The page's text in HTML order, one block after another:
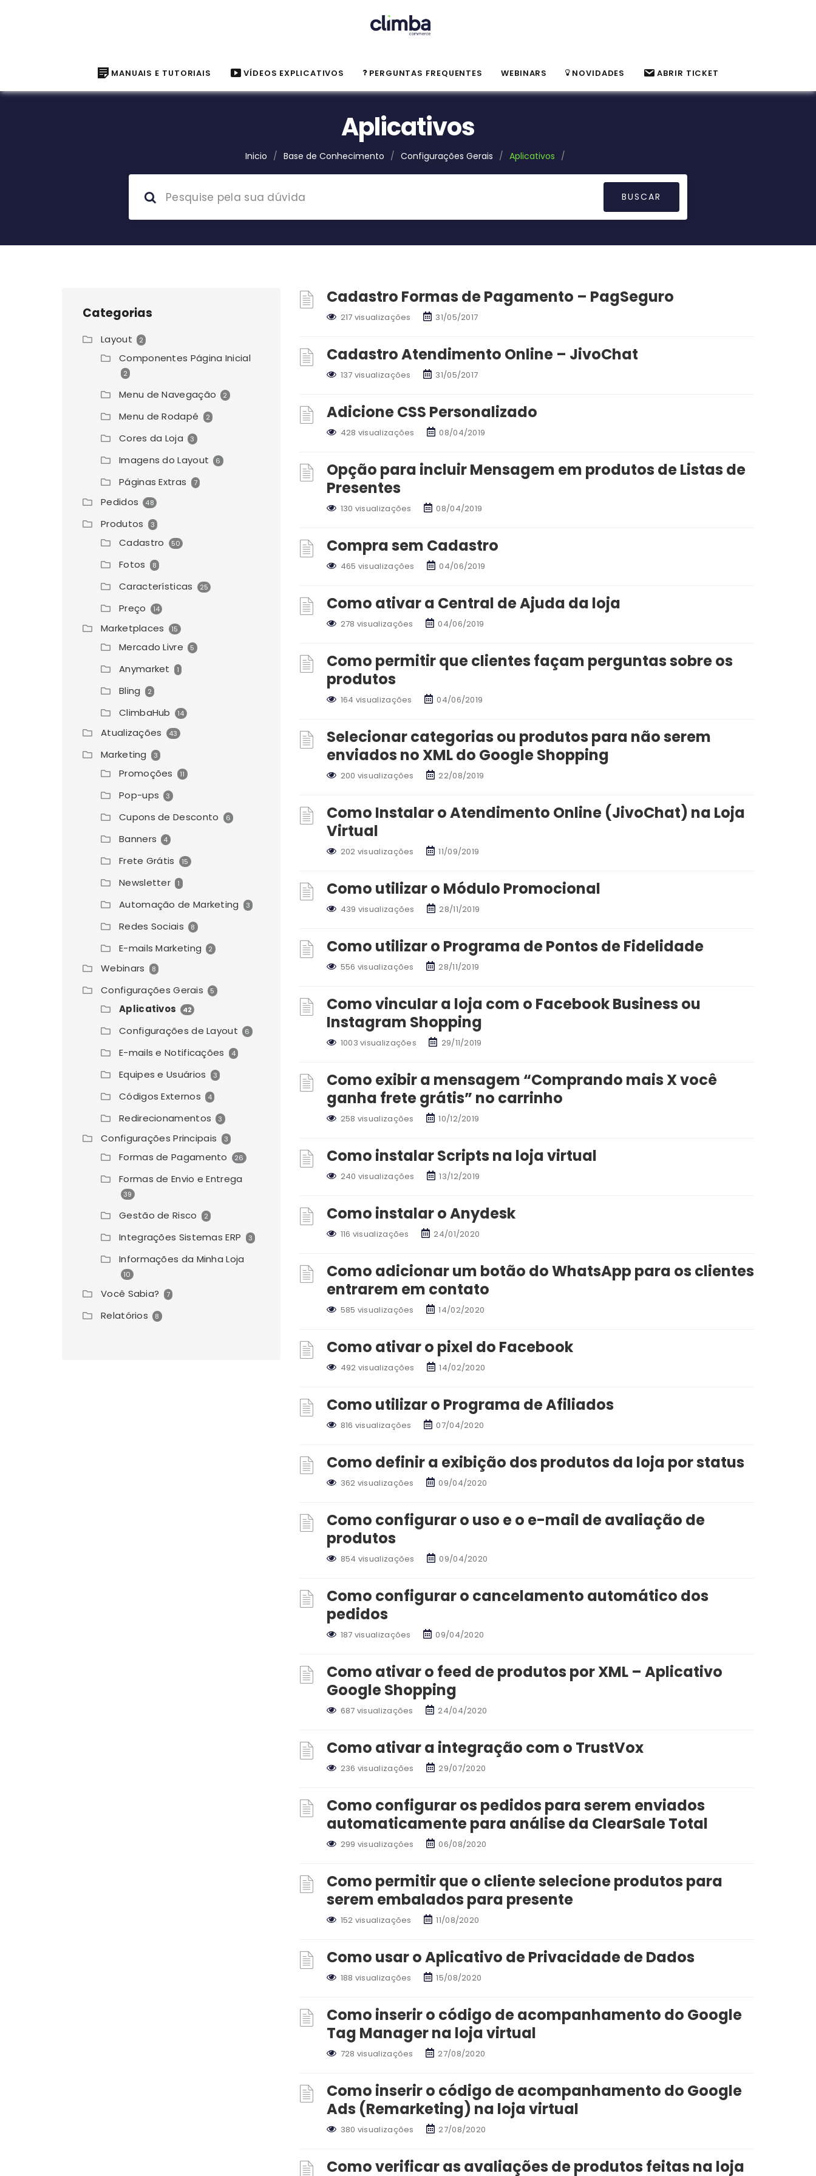
MANUAIS E TUTORIAIS VÍDEOS EXPLICATIVOS PERGUNTAS FREQUENTES WEBINARS NOVIDADES ABRIR TICKET
Aplicativos
Inicio / Base de Conhecimento / Configurações Gerais / Aplicativos /
Categorias
Layout 2
Componentes Página Inicial
2
Menu de Navegação 2
Menu de Rodapé 2
Cores da Loja 3
Imagens do Layout 6
Páginas Extras 7
Pedidos 48
Produtos 3
Cadastro 50
Fotos 8
Características 25
Preço 14
Marketplaces 15
Mercado Livre 5
Anymarket 1
Bling 2
ClimbaHub 14
Atualizações 43
Marketing 3
Promoções 11
Pop-ups 3
Cupons de Desconto 6
Banners 4
Frete Grátis 15
Newsletter 1
Automação de Marketing 3
Redes Sociais 8
E-mails Marketing 2
Webinars 8
Configurações Gerais 5
Aplicativos 42
Configurações de Layout 6
E-mails e Notificações 4
Equipes e Usuários 3
Códigos Externos 4
Redirecionamentos 3
Configurações Principais 3
Formas de Pagamento 26
Formas de Envio e Entrega
39
Gestão de Risco 2
Integrações Sistemas ERP 3
Informações da Minha Loja
10
Você Sabia? 7
Relatórios 8
Cadastro Formas de Pagamento – PagSeguro
217 visualizações 31/05/2017
Cadastro Atendimento Online – JivoChat
137 visualizações 31/05/2017
Adicione CSS Personalizado
428 visualizações 08/04/2019
Opção para incluir Mensagem em produtos de Listas de
Presentes
130 visualizações 08/04/2019
Compra sem Cadastro
465 visualizações 04/06/2019
Como ativar a Central de Ajuda da loja
278 visualizações 04/06/2019
Como permitir que clientes façam perguntas sobre os
produtos
164 visualizações 04/06/2019
Selecionar categorias ou produtos para não serem
enviados no XML do Google Shopping
200 visualizações 22/08/2019
Como Instalar o Atendimento Online (JivoChat) na Loja
Virtual
202 visualizações 11/09/2019
Como utilizar o Módulo Promocional
439 visualizações 28/11/2019
Como utilizar o Programa de Pontos de Fidelidade
556 visualizações 28/11/2019
Como vincular a loja com o Facebook Business ou
Instagram Shopping
1003 visualizações 29/11/2019
Como exibir a mensagem “Comprando mais X você
ganha frete grátis” no carrinho
258 visualizações 10/12/2019
Como instalar Scripts na loja virtual
240 visualizações 13/12/2019
Como instalar o Anydesk
116 visualizações 24/01/2020
Como adicionar um botão do WhatsApp para os clientes
entrarem em contato
585 visualizações 14/02/2020
Como ativar o pixel do Facebook
492 visualizações 14/02/2020
Como utilizar o Programa de Afiliados
816 visualizações 07/04/2020
Como definir a exibição dos produtos da loja por status
362 visualizações 09/04/2020
Como configurar o uso e o e-mail de avaliação de
produtos
854 visualizações 09/04/2020
Como configurar o cancelamento automático dos
pedidos
187 visualizações 09/04/2020
Como ativar o feed de produtos por XML – Aplicativo
Google Shopping
687 visualizações 24/04/2020
Como ativar a integração com o TrustVox
236 visualizações 29/07/2020
Como configurar os pedidos para serem enviados
automaticamente para análise da ClearSale Total
299 visualizações 06/08/2020
Como permitir que o cliente selecione produtos para
serem embalados para presente
152 visualizações 11/08/2020
Como usar o Aplicativo de Privacidade de Dados
188 visualizações 15/08/2020
Como inserir o código de acompanhamento do Google
Tag Manager na loja virtual
728 visualizações 27/08/2020
Como inserir o código de acompanhamento do Google
Ads (Remarketing) na loja virtual
380 visualizações 27/08/2020
Como verificar as avaliações de produtos feitas na loja